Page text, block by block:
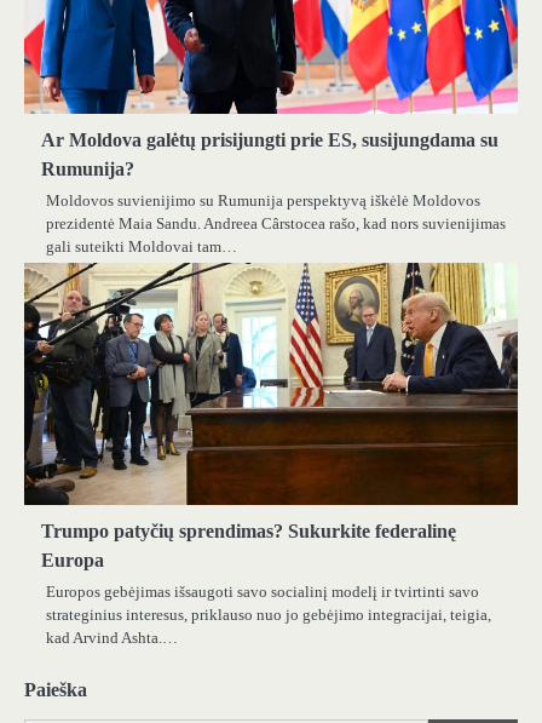
Ar Moldova galėtų prisijungti prie ES, susijungdama su
Rumunija?
Moldovos suvienijimo su Rumunija perspektyvą iškėlė Moldovos
prezidentė Maia Sandu. Andreea Cârstocea rašo, kad nors suvienijimas
gali suteikti Moldovai tam…
Trumpo patyčių sprendimas? Sukurkite federalinę
Europa
Europos gebėjimas išsaugoti savo socialinį modelį ir tvirtinti savo
strateginius interesus, priklauso nuo jo gebėjimo integracijai, teigia,
kad Arvind Ashta.…
Paieška